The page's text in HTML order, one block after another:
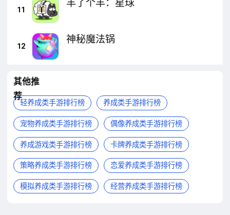
11
羊了个羊：星球
12
神秘魔法锅
其他推
荐
轻养成类手游排行榜 养成类手游排行榜
宠物养成类手游排行榜 偶像养成类手游排行榜
养成游戏类手游排行榜 卡牌养成类手游排行榜
策略养成类手游排行榜 恋爱养成类手游排行榜
模拟养成类手游排行榜 经营养成类手游排行榜